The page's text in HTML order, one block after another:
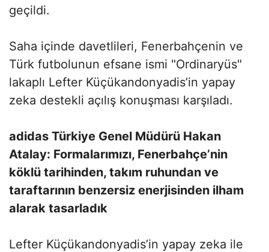
geçildi.
Saha içinde davetlileri, Fenerbahçenin ve
Türk futbolunun efsane ismi "Ordinaryüs"
lakaplı Lefter Küçükandonyadis’in yapay
zeka destekli açılış konuşması karşıladı.
adidas Türkiye Genel Müdürü Hakan
Atalay: Formalarımızı, Fenerbahçe’nin
köklü tarihinden, takım ruhundan ve
taraftarının benzersiz enerjisinden ilham
alarak tasarladık
Lefter Küçükandonyadis’in yapay zeka ile